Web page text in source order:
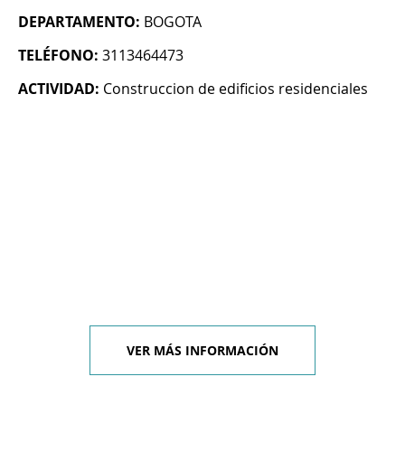
DEPARTAMENTO: BOGOTA
TELÉFONO: 3113464473
ACTIVIDAD: Construccion de edificios residenciales
VER MÁS INFORMACIÓN